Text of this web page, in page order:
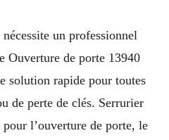
un professionnel
Ouverture de porte 13940
solution rapide pour toutes
de perte de clés. Serrurier
l’ouverture de porte, le